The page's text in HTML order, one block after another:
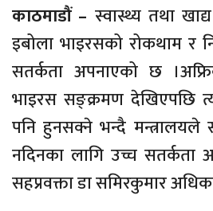
काठमाडौं – स्वास्थ्य तथा
इबोला भाइरसको रोकथाम र
सतर्कता अपनाएको छ
भाइरस सङ्क्रमण देखिएपछि
पनि हुनसक्ने भन्दै मन्त्रालयले
नदिनका लागि उच्च सतर्कता
सहप्रवक्ता डा समिरकुमार